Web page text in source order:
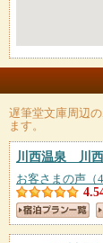
遅筆堂文庫周辺
ます。
川西温泉 川
お客さまの声（